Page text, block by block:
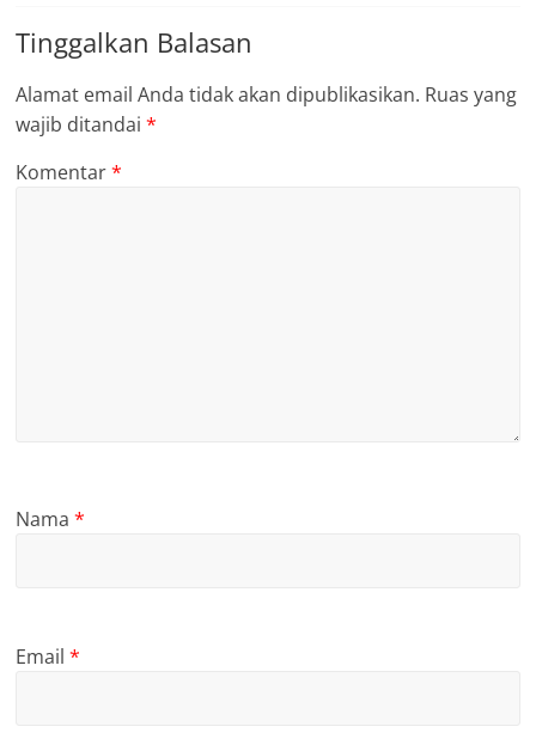
Tinggalkan Balasan
Alamat email Anda tidak akan dipublikasikan. Ruas yang
wajib ditandai*
Komentar*
Nama*
Email*